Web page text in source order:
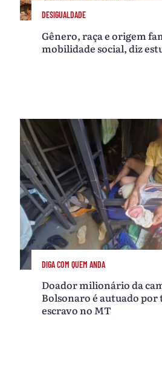
DESIGUALDADE
Gênero, raça e origem
mobilidade social, diz
DIGA COM QUEM ANDA
Doador milionário da
Bolsonaro é autuado
escravo no MT